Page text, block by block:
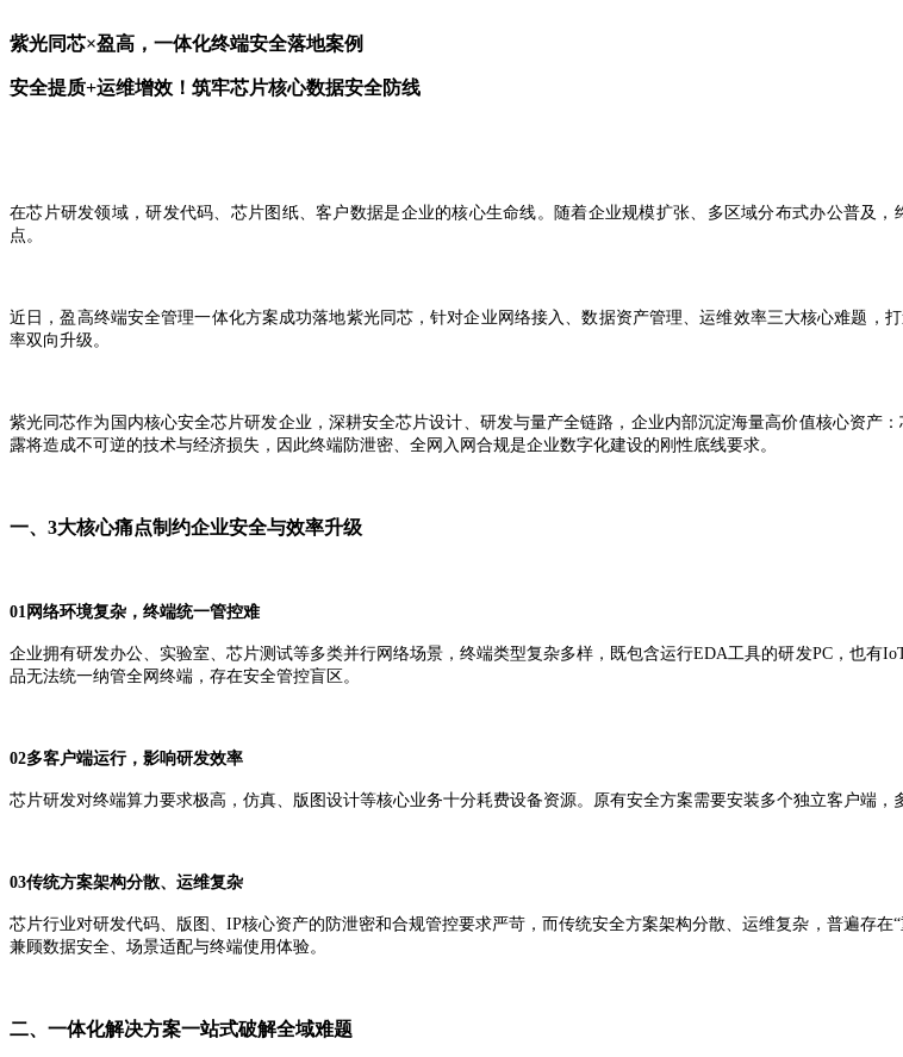
紫光同芯×盈高， 一体化终端安全落地案例
安全提质+运维增效！ 筑牢芯片核心数据安全防线
在芯片研发领域，研发代码、芯片图纸、客户数据是企业的核心生命线。随着企业规模扩张、多区域分布式办公普及
点。
近日，盈高终端安全管理一体化方案成功落地紫光同芯，针对企业网络接入、数据资产管理、运维效率三大核心难题
率双向升级。
紫光同芯作为国内核心安全芯片研发企业，深耕安全芯片设计、研发与量产全链路，企业内部沉淀海量高价值核心资产
露将造成不可逆的技术与经济损失，因此终端防泄密、全网入网合规是企业数字化建设的刚性底线要求。
一、 3大核心痛点制约企业安全与效率升级
01 网络环境复杂，终端统一管控难
企业拥有研发办公、实验室、芯片测试等多类并行网络场景，终端类型复杂多样，既包含运行EDA工具的研发PC，也有
品无法统一纳管全网终端，存在安全管控盲区。
02多客户端运行，影响研发效率
芯片研发对终端算力要求极高，仿真、版图设计等核心业务十分耗费设备资源。原有安全方案需要安装多个独立客户端，
03传统方案架构分散、运维复杂
芯片行业对研发代码、版图、IP核心资产的防泄密和合规管控要求严苛，而传统安全方案架构分散、运维复杂，普遍存
兼顾数据安全、场景适配与终端使用体验。
二、 一体化解决方案一站式破解全域难题